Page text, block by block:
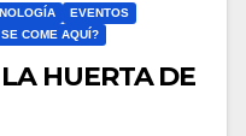
EVENTOS
COME AQUÍ?
HUERTA DE